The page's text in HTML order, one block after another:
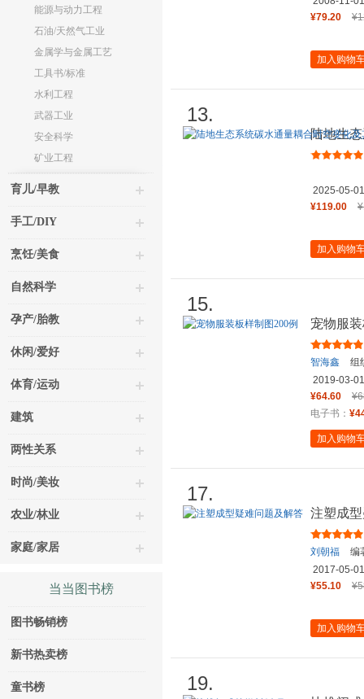
能源与动力工程
石油/天然气工业
金属学与金属工艺
工具书/标准
水利工程
武器工业
安全科学
矿业工程
育儿/早教
手工/DIY
烹饪/美食
自然科学
孕产/胎教
休闲/爱好
体育/运动
建筑
两性关系
时尚/美妆
农业/林业
家庭/家居
当当图书榜
图书畅销榜
新书热卖榜
童书榜
¥79.20
加入购物
13.
陆地生
驱动机制
2025-05-01
¥119.00
加入购物
15.
宠物服
智海鑫
组
2019-03-01
¥64.60
电子书：
加入购物
17.
注塑成
刘朝福
编
2017-05-01
¥55.10
加入购物
19.